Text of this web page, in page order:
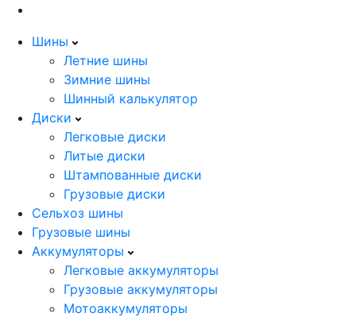
Шины
Летние шины
Зимние шины
Шинный калькулятор
Диски
Легковые диски
Литые диски
Штампованные диски
Грузовые диски
Сельхоз шины
Грузовые шины
Аккумуляторы
Легковые аккумуляторы
Грузовые аккумуляторы
Мотоаккумуляторы